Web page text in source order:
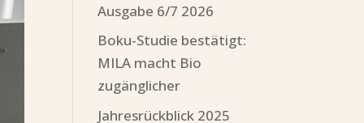
Ausgabe 6/7 2026
Boku-Studie bestätigt:
MILA macht Bio
zugänglicher
Jahresrückblick 2025